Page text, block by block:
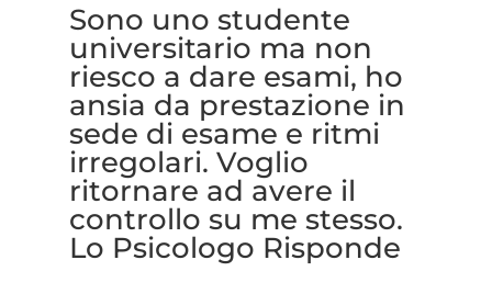
Sono uno studente
universitario ma non
riesco a dare esami, ho
ansia da prestazione in
sede di esame e ritmi
irregolari. Voglio
ritornare ad avere il
controllo su me stesso.
Lo Psicologo Risponde